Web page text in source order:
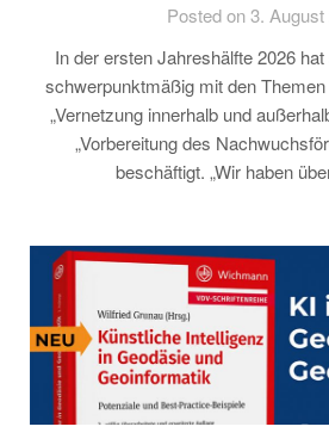
Posted on 3. August
In der ersten Jahreshälfte 2026
schwerpunktmäßig mit den Themen
„Vernetzung innerhalb und
„Vorbereitung des
beschäftigt. „Wir haben